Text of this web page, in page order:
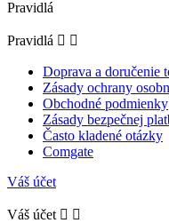
Pravidlá
Pravidlá  
Doprava a doručenie
Zásady ochrany
Obchodné podmienky
Zásady bezpečnej
Často kladené otázky
Comgate
Váš účet
Váš účet  